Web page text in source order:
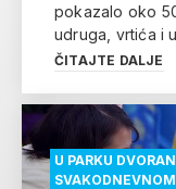
pokazalo oko
udruga, vrtića i
ČITAJTE DALJE
U PARKU